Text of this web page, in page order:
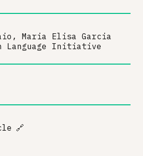
Maria Elisa Garcia
Language Initiative
🔗